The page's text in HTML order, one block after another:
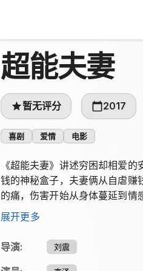
超能夫妻
暂无评分 2017
喜剧 爱情 电影
《超能夫妻》讲述穷困却相爱
钱的神秘盒子，夫妻俩从自虐赚
的痛，伤害开始从身体蔓延到情
到清贫却安稳的生活。
展开更多
导演: 刘震